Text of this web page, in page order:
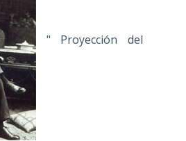
" Proyección del